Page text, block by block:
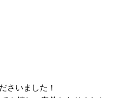
さいました！